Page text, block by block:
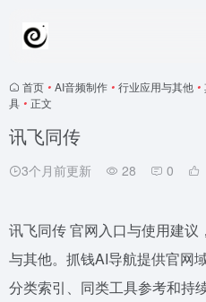
首页 • AI音频制作 • 行业应用与其他 •
具 • 正文
讯飞同传
3个月前更新 28 0
讯飞同传 官网入口与使用建
与其他。抓钱AI导航提供官网
分类索引、同类工具参考和持